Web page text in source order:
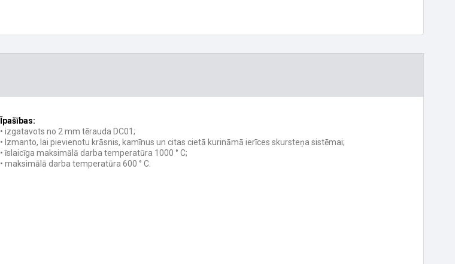
Īpašības:
• izgatavots no 2 mm tērauda DC01;
• Izmanto, lai pievienotu krāsnis, kamīnus un citas cietā kurināmā ierīces skursteņa sistēmai;
• īslaicīga maksimālā darba temperatūra 1000 ° C;
• maksimālā darba temperatūra 600 ° C.